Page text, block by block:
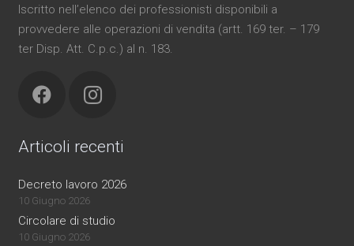
Iscritto nell’elenco dei professionisti disponibili a
provvedere alle operazioni di vendita (artt. 169 ter. – 179
ter Disp. Att. C.p.c.) al n. 183.
Articoli recenti
Decreto lavoro 2026
10 Giugno 2026
Circolare di studio
10 Giugno 2026